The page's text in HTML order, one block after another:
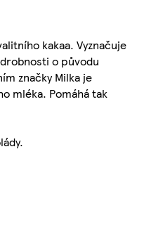
kakaa. Vyznačuje
o původu
značky Milka je
mléka. Pomáhá tak